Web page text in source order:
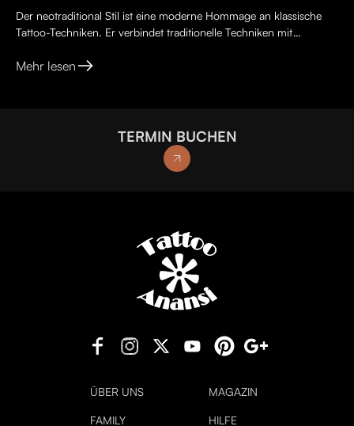
Der neotraditional Stil ist eine moderne Hommage an klassische
Tattoo-Techniken. Er verbindet traditionelle Techniken mit
Mehr lesen
TERMIN BUCHEN
ÜBER UNS MAGAZIN
FAMILY HILFE